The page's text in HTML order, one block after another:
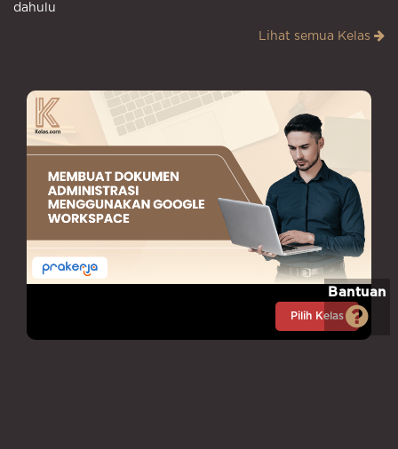
dahulu
Lihat semua Kelas
Pilih Kelas
Bantuan